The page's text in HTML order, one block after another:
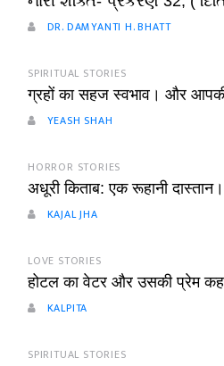
DR. DAMYANTI H. BHATT
SPIRITUAL STORIES
ग्रहों का सहज स्वभाव। और
YEASH SHAH
HORROR STORIES
अधूरी किताब: एक रूहानी
KAJAL JHA
LOVE STORIES
होटल का वेटर और उसकी प्रेम
KALPITA
SPIRITUAL STORIES